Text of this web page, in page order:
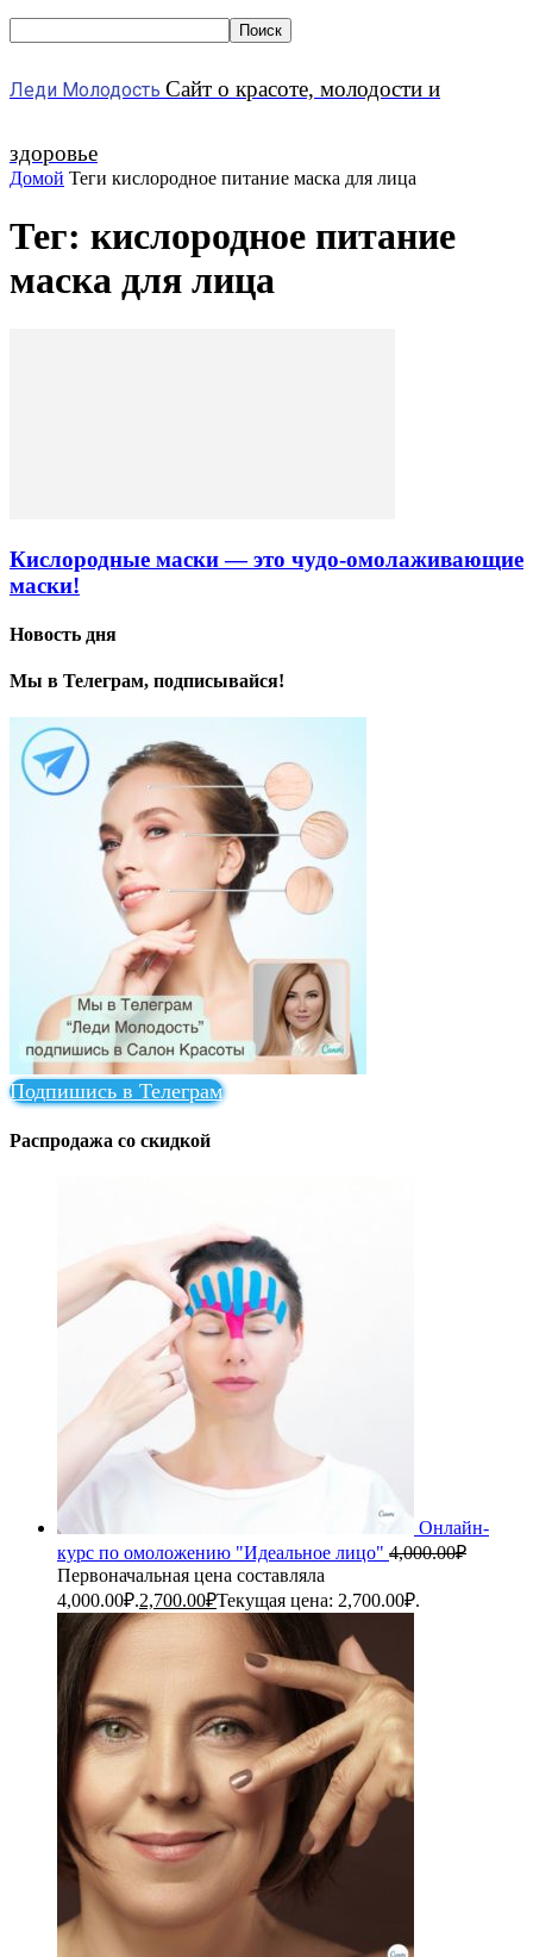
Леди Молодость Сайт о красоте, молодости и
здоровье
Домой Теги кислородное питание маска для лица
Тег: кислородное питание
маска для лица
Кислородные маски — это чудо-омолаживающие
маски!
Новость дня
Мы в Телеграм, подписывайся!
Подпишись в Телеграм
Распродажа со скидкой
Онлайн-
курс по омоложению "Идеальное лицо" 4,000.00₽
Первоначальная цена составляла
4,000.00₽.2,700.00₽Текущая цена: 2,700.00₽.